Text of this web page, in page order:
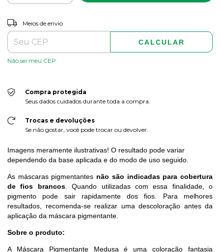
Entregas para o CEP:
Meios de envio
CALCULAR
Não sei meu CEP
Compra protegida
Seus dados cuidados durante toda a compra.
Trocas e devoluções
Se não gostar, você pode trocar ou devolver.
Imagens meramente ilustrativas! O resultado pode variar
dependendo da base aplicada e do modo de uso seguido.
As máscaras pigmentantes não são indicadas para cobertura
de fios brancos. Quando utilizadas com essa finalidade, o
pigmento pode sair rapidamente dos fios. Para melhores
resultados, recomenda-se realizar uma descoloração antes da
aplicação da máscara pigmentante.
Sobre o produto:
A Máscara Pigmentante Medusa é uma coloração fantasia